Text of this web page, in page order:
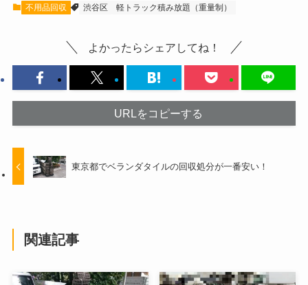
不用品回収 渋谷区 軽トラック積み放題（重量制）
よかったらシェアしてね！
URLをコピーする
東京都でベランダタイルの回収処分が一番安い！
関連記事